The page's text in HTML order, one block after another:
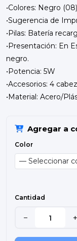
•Colores: Negro (08)
•Sugerencia de
•Pilas: Batería
•Presentación: En
negro.
•Potencia: 5W
•Accesorios: 4
•Material: Acero/
Agregar a
Color
Cantidad
− +